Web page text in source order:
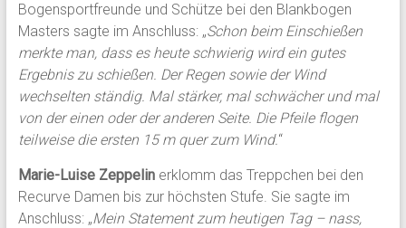
Bogensportfreunde und Schütze bei den Blankbogen
Masters sagte im Anschluss: „Schon beim Einschießen
merkte man, dass es heute schwierig wird ein gutes
Ergebnis zu schießen. Der Regen sowie der Wind
wechselten ständig. Mal stärker, mal schwächer und mal
von der einen oder der anderen Seite. Die Pfeile flogen
teilweise die ersten 15 m quer zum Wind.“
Marie-Luise Zeppelinerklomm das Treppchen bei den
Recurve Damen bis zur höchsten Stufe. Sie sagte im
Anschluss: „Mein Statement zum heutigen Tag – nass,